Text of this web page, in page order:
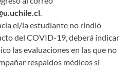
.
el/la estudiante no rindió
del COVID-19, deberá indicar
las evaluaciones en las que no
respaldos médicos si